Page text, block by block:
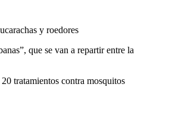
y roedores
que se van a repartir entre la
tratamientos contra mosquitos